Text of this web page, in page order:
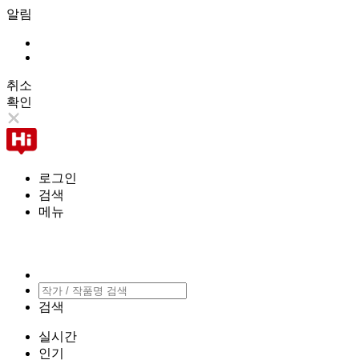
알림
취소
확인
로그인
검색
메뉴
검색
실시간
인기